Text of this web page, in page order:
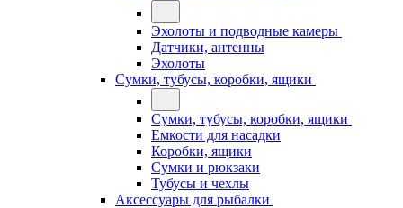
Эхолоты и подводные камеры
Датчики, антенны
Эхолоты
Сумки, тубусы, коробки, ящики
Сумки, тубусы, коробки, ящики
Емкости для насадки
Коробки, ящики
Сумки и рюкзаки
Тубусы и чехлы
Аксессуары для рыбалки